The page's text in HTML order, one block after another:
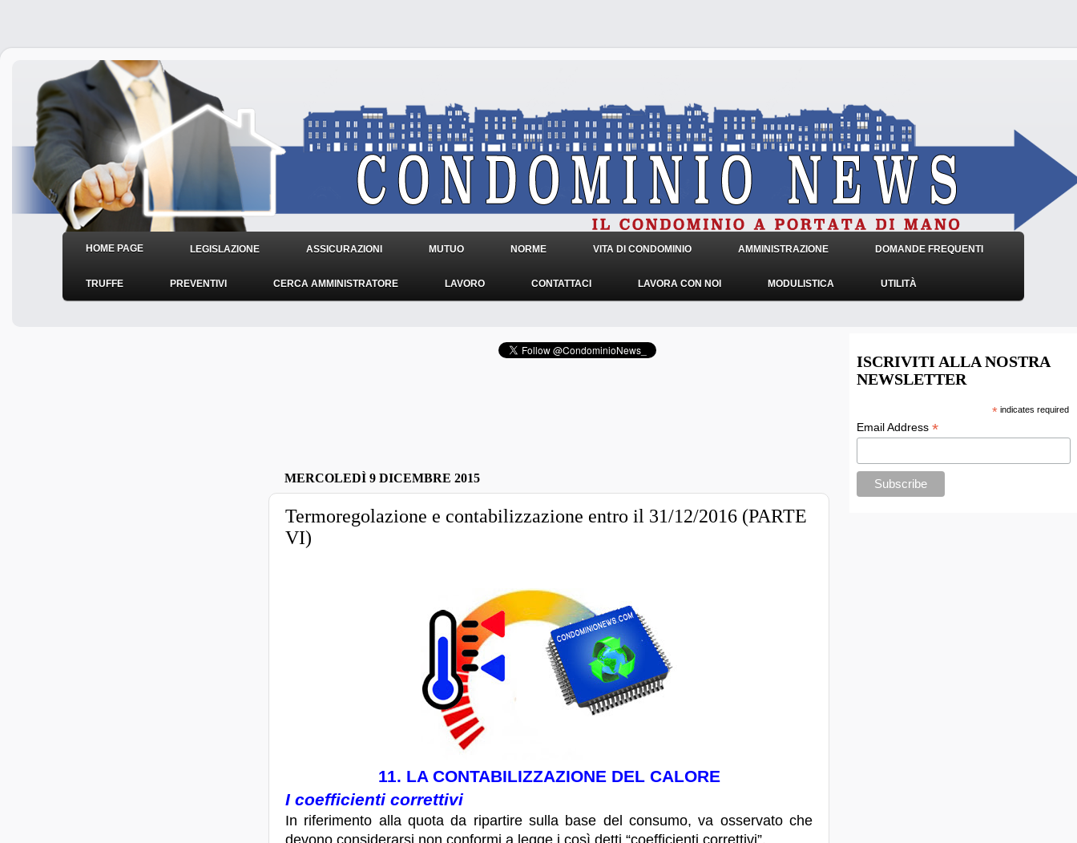
HOME PAGE LEGISLAZIONE ASSICURAZIONI MUTUO NORME VITA DI CONDOMINIO AMMINISTRAZIONE DOMANDE FREQUENTI
TRUFFE PREVENTIVI CERCA AMMINISTRATORE LAVORO CONTATTACI LAVORA CON NOI MODULISTICA UTILITÀ
MERCOLEDÌ 9 DICEMBRE 2015
Termoregolazione e contabilizzazione entro il 31/12/2016 (PARTE
VI)
11. LA CONTABILIZZAZIONE DEL CALORE
I coefficienti correttivi
In riferimento alla quota da ripartire sulla base del consumo, va osservato che
devono considerarsi non conformi a legge i così detti “coefficienti correttivi”.
ISCRIVITI ALLA NOSTRA
NEWSLETTER
*indicates required
Email Address *